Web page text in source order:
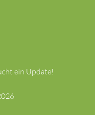
ein Update!